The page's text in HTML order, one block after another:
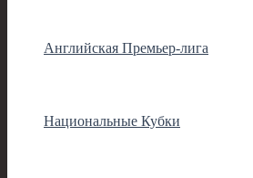
Английская Премьер-лига
Национальные Кубки